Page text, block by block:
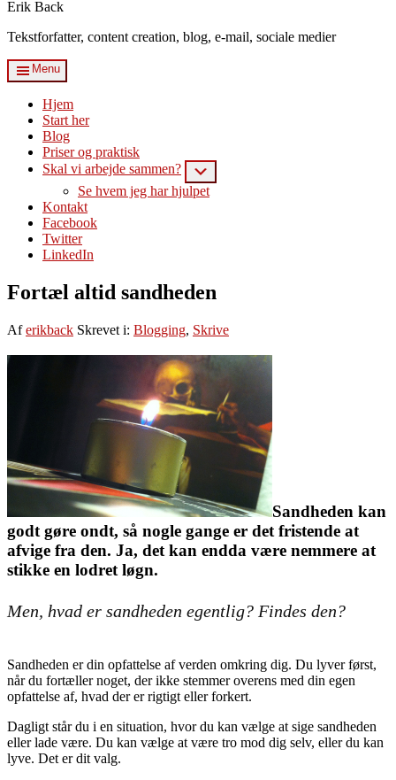
Erik Back
Tekstforfatter, content creation, blog, e-mail, sociale medier
Menu
Hjem
Start her
Blog
Priser og praktisk
Skal vi arbejde sammen?
Se hvem jeg har hjulpet
Kontakt
Facebook
Twitter
LinkedIn
Fortæl altid sandheden
Aferikback Skrevet i: Blogging, Skrive
Sandheden kan
godt gøre ondt, så nogle gange er det fristende at
afvige fra den. Ja, det kan endda være nemmere at
stikke en lodret løgn.
Men, hvad er sandheden egentlig? Findes den?
Sandheden er din opfattelse af verden omkring dig. Du lyver først,
når du fortæller noget, der ikke stemmer overens med din egen
opfattelse af, hvad der er rigtigt eller forkert.
Dagligt står du i en situation, hvor du kan vælge at sige sandheden
eller lade være. Du kan vælge at være tro mod dig selv, eller du kan
lyve. Det er dit valg.